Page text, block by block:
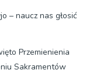
– naucz nas głosić
Przemienienia
Sakramentów